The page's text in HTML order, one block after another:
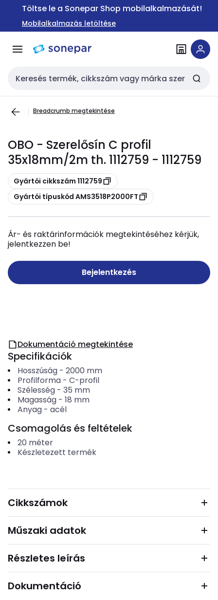
Ugrás a
Ugrás a
tartalomra
Töltse le a Sonepar Shop mobilalkalmazását!
Mobilalkalmazás letöltése
Keresési bemenet
Breadcrumb megtekintése
OBO - Szerelősín C profil
35x18mm/2m th. 1112759 - 1112759
Másolás
Gyártói cikkszám 1112759
Másolás
Gyártói típuskód AMS3518P2000FT
Ár- és raktárinformációk megtekintéséhez kérjük,
jelentkezzen be!
Bejelentkezés
Dokumentáció megtekintése
Specifikációk
Hosszúság- 2000 mm
Profilforma- C-profil
Szélesség- 35 mm
Magasság- 18 mm
Anyag- acél
Csomagolás és feltételek
20 méter
Készletezett termék
Cikkszámok
Műszaki adatok
Részletes leírás
Dokumentáció